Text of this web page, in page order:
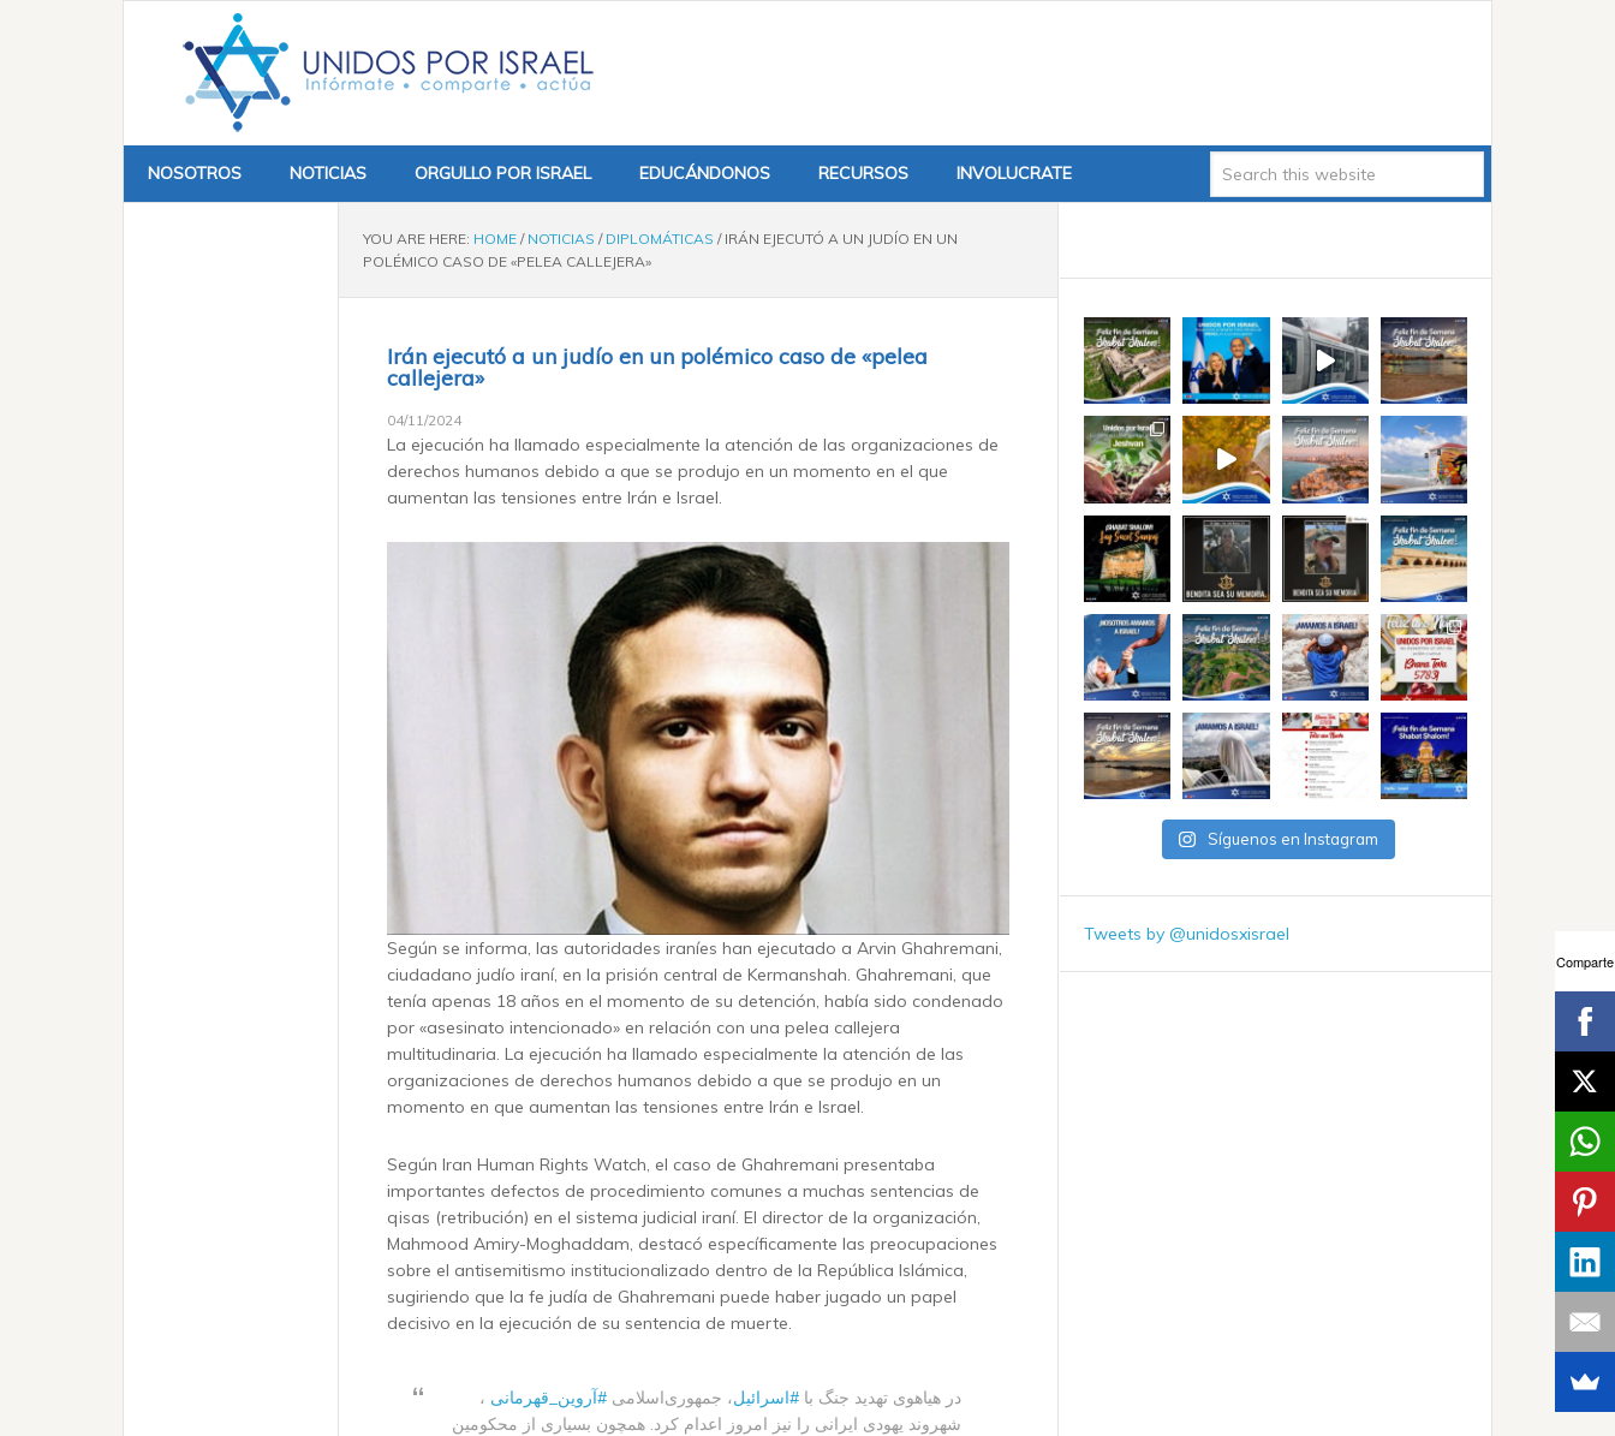
NOSOTROS NOTICIAS ORGULLO POR ISRAEL EDUCÁNDONOS RECURSOS INVOLUCRATE
YOU ARE HERE: HOME / NOTICIAS / DIPLOMÁTICAS /IRÁN EJECUTÓ A UN JUDÍO EN UN
POLÉMICO CASO DE «PELEA CALLEJERA»
Irán ejecutó a un judío en un polémico caso de «pelea
callejera»
04/11/2024
La ejecución ha llamado especialmente la atención de las organizaciones de
derechos humanos debido a que se produjo en un momento en el que
aumentan las tensiones entre Irán e Israel.
Según se informa, las autoridades iraníes han ejecutado a Arvin Ghahremani,
ciudadano judío iraní, en la prisión central de Kermanshah. Ghahremani, que
tenía apenas 18 años en el momento de su detención, había sido condenado
por «asesinato intencionado» en relación con una pelea callejera
multitudinaria. La ejecución ha llamado especialmente la atención de las
organizaciones de derechos humanos debido a que se produjo en un
momento en que aumentan las tensiones entre Irán e Israel.
Según Iran Human Rights Watch, el caso de Ghahremani presentaba
importantes defectos de procedimiento comunes a muchas sentencias de
qisas (retribución) en el sistema judicial iraní. El director de la organización,
Mahmood Amiry-Moghaddam, destacó específicamente las preocupaciones
sobre el antisemitismo institucionalizado dentro de la República Islámica,
sugiriendo que la fe judía de Ghahremani puede haber jugado un papel
decisivo en la ejecución de su sentencia de muerte.
در هیاهوی تهدید جنگ با #اسرائیل، جمهوری‌اسلامی #آروین_قهرمانی ،
شهروند یهودی ایرانی را نیز امروز اعدام کرد. همچون بسیاری از محکومین
Síguenos en Instagram
Tweets by @unidosxisrael
Comparte